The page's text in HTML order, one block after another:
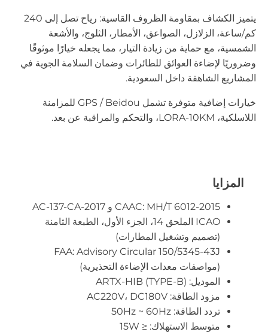
يتميز الكشاف بمقاومة الظروف القاسية: رياح تصل إلى 240
كم/ساعة، الزلازل، الصواعق، الأمطار، الثلوج، والأشعة
الشمسية، مع حماية من زيادة التيار، مما يجعله خيارًا موثوقًا
وضروريًا لإضاءة العوائق للطائرات وضمان السلامة الجوية في
المشاريع الشاهقة داخل السعودية.
خيارات إضافية متوفرة تشمل GPS / Beidou للمزامنة
اللاسلكية، LORA-10KM، والتحكم والمراقبة عن بعد.
المزايا
CAAC: MH/T 6012-2015 و AC-137-CA-2017
ICAO الملحق 14، الجزء الأول، الطبعة الثامنة
(تصميم وتشغيل المطارات)
FAA: Advisory Circular 150/5345-43J
(مواصفات معدات الإضاءة التحذيرية)
الموديل: ARTX-HIB (TYPE-B)
مزود الطاقة: AC220V، DC180V
تردد الطاقة: 50Hz ~ 60Hz
متوسط الاستهلاك: ≤ 15W